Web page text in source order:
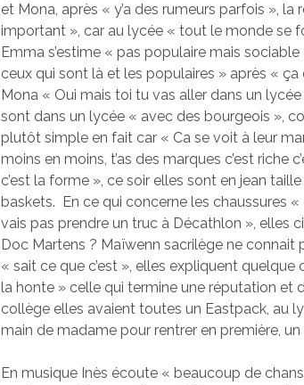
et Mona, après « y’a des rumeurs parfois »,
important », car au lycée « tout le monde se
Emma s’estime « pas populaire mais
ceux qui sont là et les populaires » après «
Mona « Oui mais toi tu vas aller dans un
sont dans un lycée « avec des bourgeois »,
plutôt simple en fait car « Ca se voit à leur
moins en moins, t’as des marques c’est
c’est la forme », ce soir elles sont en jean
baskets. En ce qui concerne les chaussures
vais pas prendre un truc à Décathlon », elles
Doc Martens ? Maïwenn sacrilège ne connait
« sait ce que c’est », elles expliquent quelque
la honte » celle qui termine une réputation et
collège elles avaient toutes un Eastpack, au
main de madame pour rentrer en première, un
En musique Inès écoute « beaucoup de